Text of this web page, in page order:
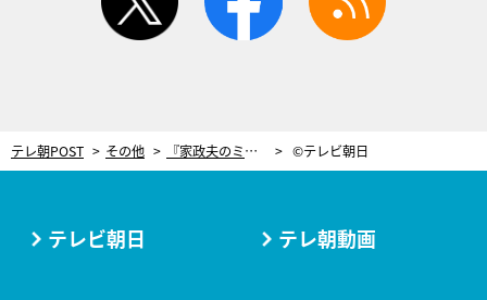
テレ朝POST その他 『家政夫のミタゾノ』、1年半ぶりに今夜復活！下町のネジ工場を力強くぶっ壊す ©テレビ朝日
テレビ朝日 テレ朝動画